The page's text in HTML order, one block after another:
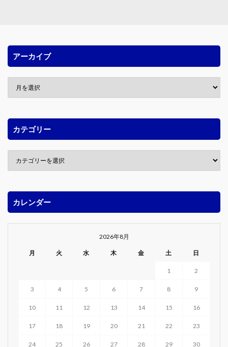
アーカイブ
カテゴリー
カレンダー
2026年8月
月 火 水 木 金 土 日
1 2
3 4 5 6 7 8 9
10 11 12 13 14 15 16
17 18 19 20 21 22 23
24 25 26 27 28 29 30